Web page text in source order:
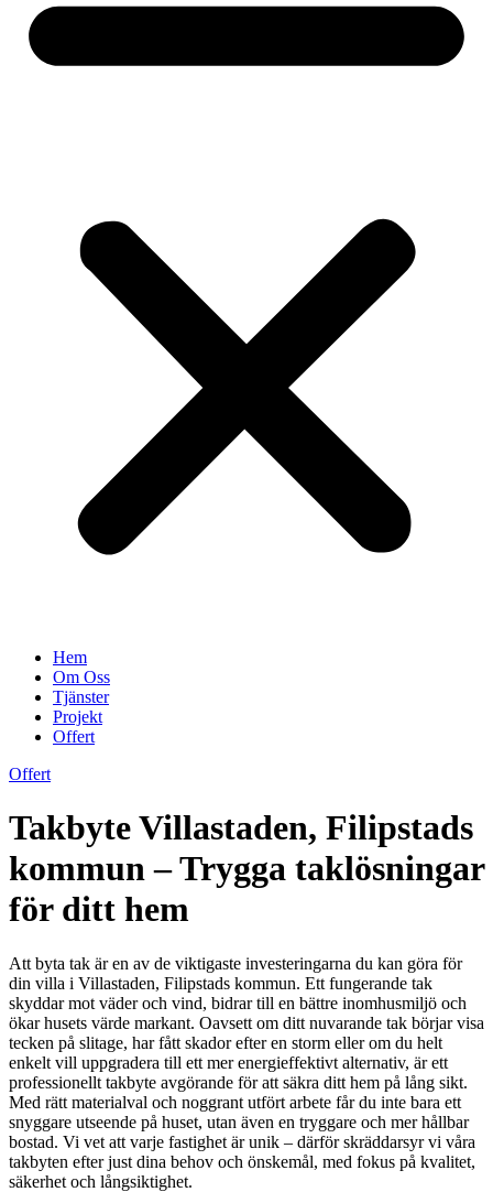
Hem
Om Oss
Tjänster
Projekt
Offert
Offert
Takbyte Villastaden, Filipstads
kommun – Trygga taklösningar
för ditt hem
Att byta tak är en av de viktigaste investeringarna du kan göra för
din villa i Villastaden, Filipstads kommun. Ett fungerande tak
skyddar mot väder och vind, bidrar till en bättre inomhusmiljö och
ökar husets värde markant. Oavsett om ditt nuvarande tak börjar visa
tecken på slitage, har fått skador efter en storm eller om du helt
enkelt vill uppgradera till ett mer energieffektivt alternativ, är ett
professionellt takbyte avgörande för att säkra ditt hem på lång sikt.
Med rätt materialval och noggrant utfört arbete får du inte bara ett
snyggare utseende på huset, utan även en tryggare och mer hållbar
bostad. Vi vet att varje fastighet är unik – därför skräddarsyr vi våra
takbyten efter just dina behov och önskemål, med fokus på kvalitet,
säkerhet och långsiktighet.